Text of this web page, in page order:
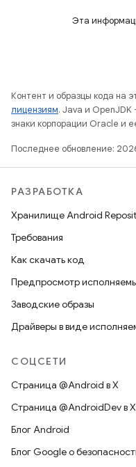
Эта
Контент и образцы кода на
лицензиям. Java и OpenJDK
знаки корпорации Oracle и
Последнее обновление:
РАЗРАБОТКА
Хранилище Android
Требования
Как скачать код
Предпросмотр
Заводские образы
Драйверы в виде
СОЦСЕТИ
Страница @Android в X
Страница @AndroidDev в X
Блог Android
Блог Google о